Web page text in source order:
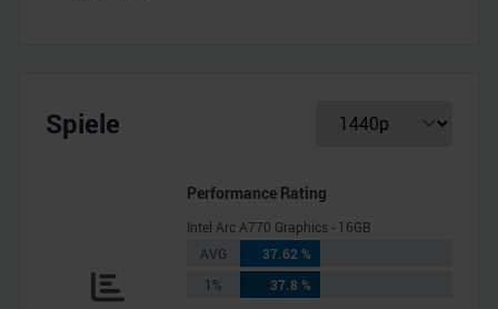
Spiele
Performance Rating
Intel Arc A770 Graphics - 16GB
AVG
37.62 %
1%
37.8 %